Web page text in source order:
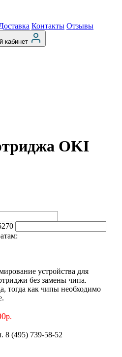
Контакты Отзывы
кабинет
OKI
устройства для
без замены чипа.
тогда как чипы необходимо
р.
8 (495) 739-58-52